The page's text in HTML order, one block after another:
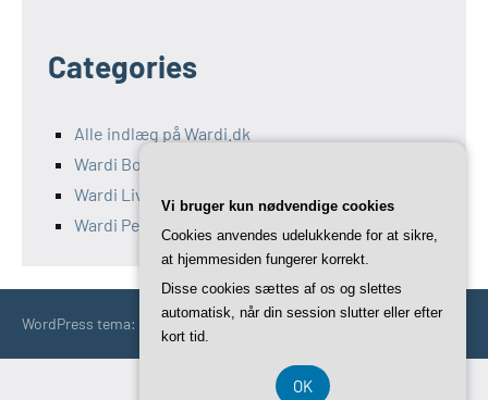
Categories
Alle indlæg på Wardi.dk
Wardi Bolig
Wardi Livsstil
Wardi Penge
WordPress tema: Occasio by ThemeZee.
Vi bruger kun nødvendige cookies
Cookies anvendes udelukkende for at sikre,
at hjemmesiden fungerer korrekt.
Disse cookies sættes af os og slettes
automatisk, når din session slutter eller efter
kort tid.
OK